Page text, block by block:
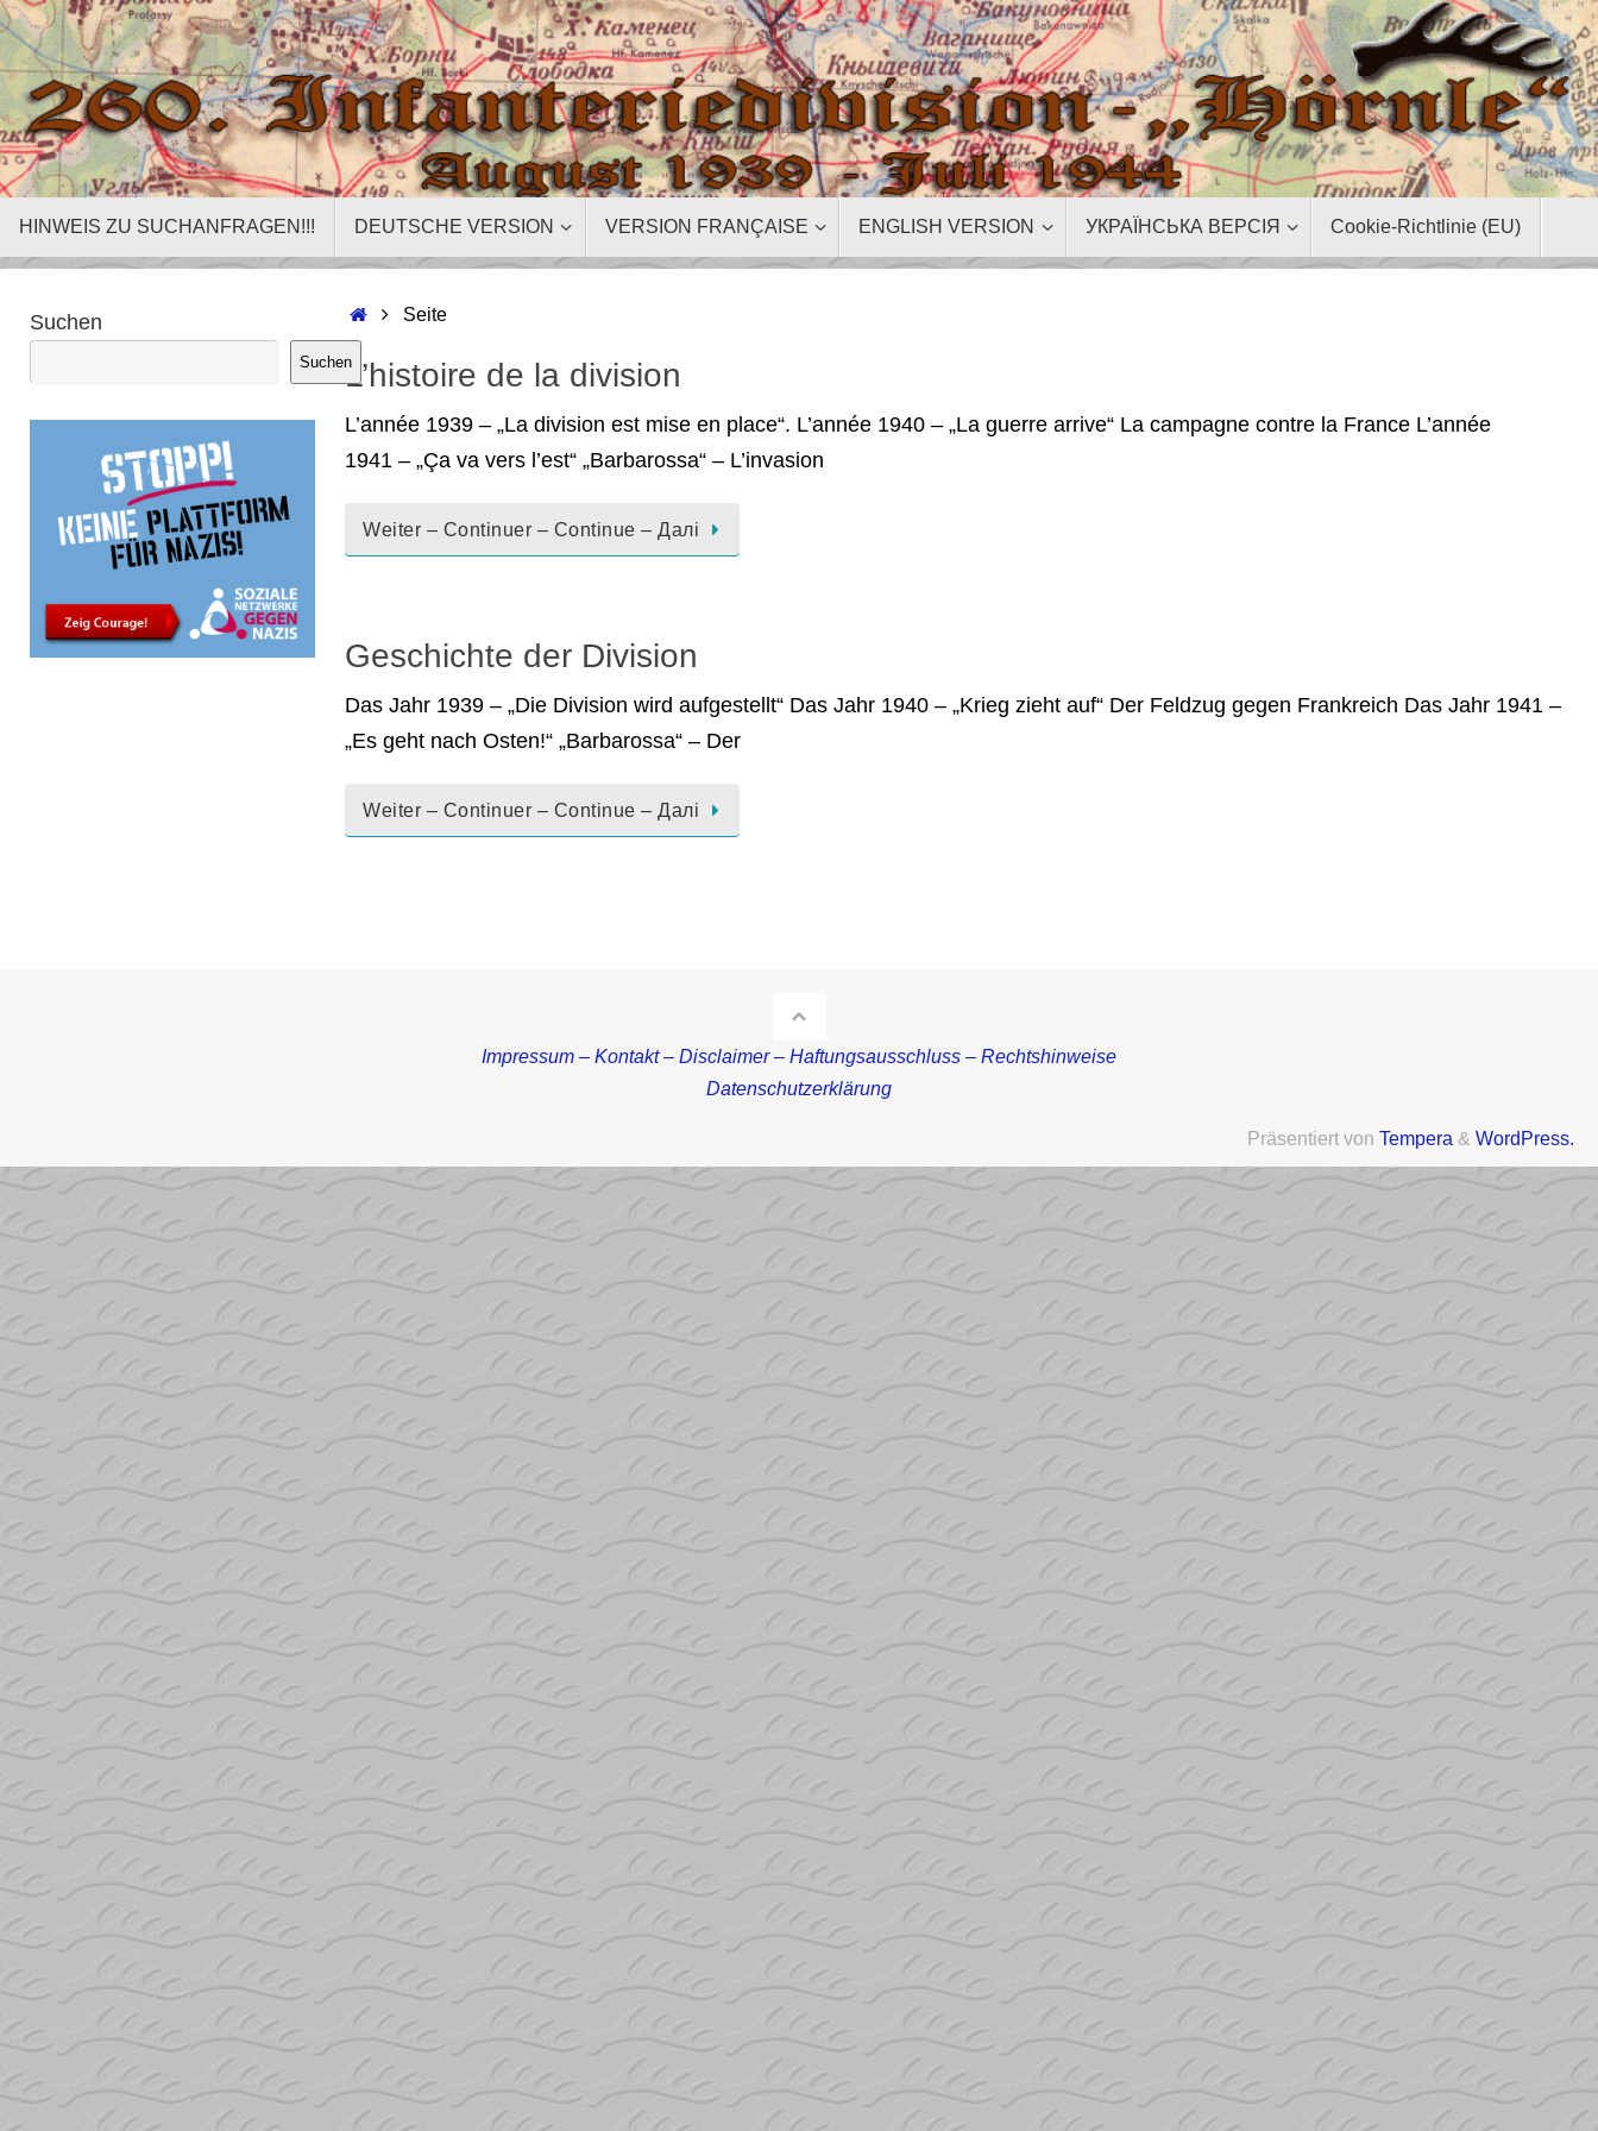
Zum
Inhalt
springen
Inhalt
springen
HINWEIS ZU SUCHANFRAGEN!!! DEUTSCHE VERSION VERSION FRANÇAISE ENGLISH VERSION УКРАЇНСЬКА ВЕРСІЯ Cookie-Richtlinie (EU)
StartSeite
L’histoire de la division
L’année 1939 – „La division est mise en place“. L’année 1940 – „La guerre arrive“ La campagne contre la France L’année
1941 – „Ça va vers l’est“ „Barbarossa“ – L’invasion
Weiter – Continuer – Continue – Далі
Geschichte der Division
Das Jahr 1939 – „Die Division wird aufgestellt“ Das Jahr 1940 – „Krieg zieht auf“ Der Feldzug gegen Frankreich Das Jahr 1941 –
„Es geht nach Osten!“ „Barbarossa“ – Der
Weiter – Continuer – Continue – Далі
Suchen
Suchen
Impressum – Kontakt – Disclaimer – Haftungsausschluss – Rechtshinweise
Datenschutzerklärung
Präsentiert von Tempera & WordPress.